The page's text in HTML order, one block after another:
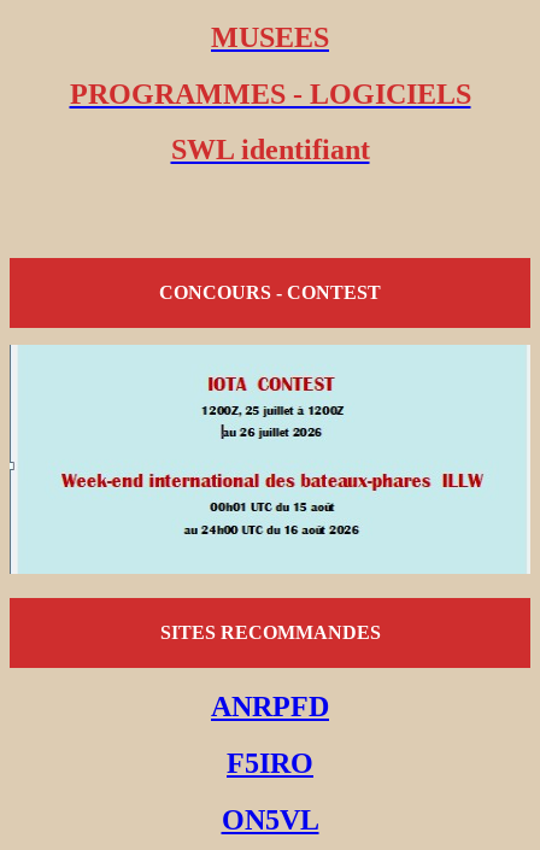
MUSEES
PROGRAMMES - LOGICIELS
SWL identifiant
CONCOURS - CONTEST
SITES RECOMMANDES
ANRPFD
F5IRO
ON5VL